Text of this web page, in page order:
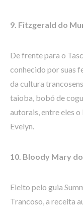
9. Fitzgerald do
De frente para o
conhecido por suas
da cultura
taioba, bobó de
autorais, entre eles
Evelyn.
10. Bloody Mary
Eleito pelo guia
Trancoso, a receita